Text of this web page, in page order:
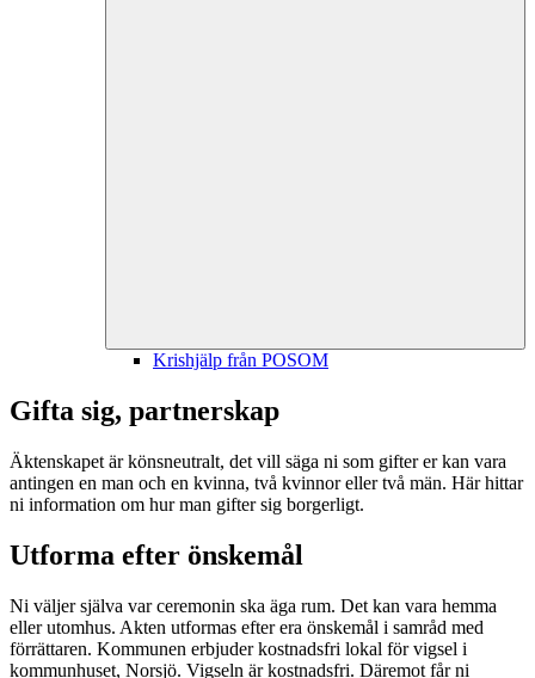
Krishjälp från POSOM
Gifta sig, partnerskap
Äktenskapet är könsneutralt, det vill säga ni som gifter er kan vara
antingen en man och en kvinna, två kvinnor eller två män. Här hittar
ni information om hur man gifter sig borgerligt.
Utforma efter önskemål
Ni väljer själva var ceremonin ska äga rum. Det kan vara hemma
eller utomhus. Akten utformas efter era önskemål i samråd med
förrättaren. Kommunen erbjuder kostnadsfri lokal för vigsel i
kommunhuset, Norsjö. Vigseln är kostnadsfri. Däremot får ni